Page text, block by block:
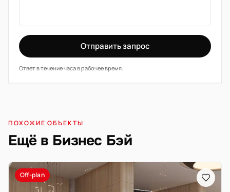
Отправить запрос
Ответ в течение часа в рабочее время.
ПОХОЖИЕ ОБЪЕКТЫ
Ещё в Бизнес Бэй
Off-plan